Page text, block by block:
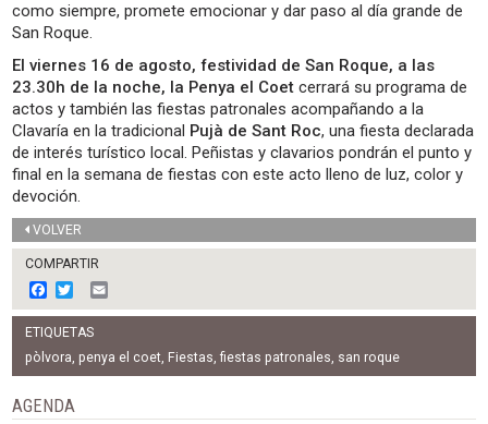
como siempre, promete emocionar y dar paso al día grande de
San Roque.
El viernes 16 de agosto, festividad de San Roque, a las
23.30h de la noche, la Penya el Coet cerrará su programa de
actos y también las fiestas patronales acompañando a la
Clavaría en la tradicional Pujà de Sant Roc, una fiesta declarada
de interés turístico local. Peñistas y clavarios pondrán el punto y
final en la semana de fiestas con este acto lleno de luz, color y
devoción.
VOLVER
COMPARTIR
F
a
c
e
b
o
o
k
w
i
t
t
e
m
l
ETIQUETAS
pòlvora, penya el coet, Fiestas,fiestas patronales, san roque
AGENDA